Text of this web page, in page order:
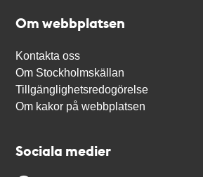
Om webbplatsen
Kontakta oss
Om Stockholmskällan
Tillgänglighetsredogörelse
Om kakor på webbplatsen
Sociala medier